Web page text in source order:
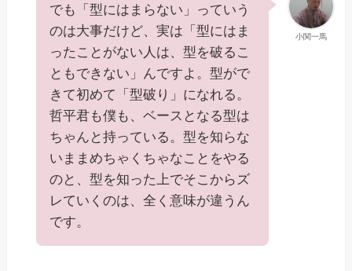
小関一馬
でも「型にはまらない」っていう
のは大事だけど、実は「型にはま
ったことがない人は、型を破るこ
ともできない」んですよ。型がで
きて初めて「型破り」になれる。
哲平君も僕も、ベースとなる型は
ちゃんと持っている。型を知らな
いままめちゃくちゃなことをやる
のと、型を知った上でそこからズ
レていくのは、全く意味が違うん
です。